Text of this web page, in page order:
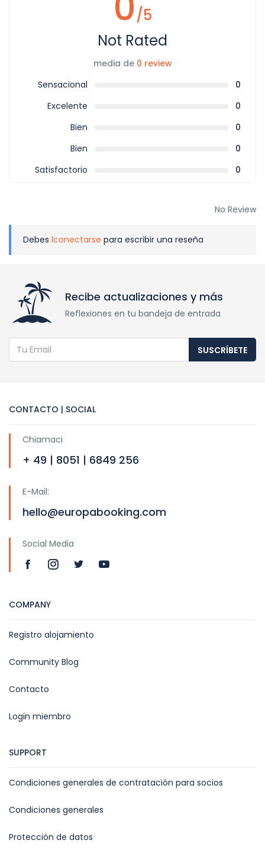
/5
Not Rated
media de 0 review
Sensacional
0
Excelente
0
Bien
0
Bien
0
Satisfactorio
0
No Review
Debes lconectarse para escribir una reseña
Recibe actualizaciones y más
Reflexiones en tu bandeja de entrada
SUSCRÍBETE
CONTACTO | SOCIAL
Chiamaci
+ 49 | 8051 | 6849 256
E-Mail:
hello@europabooking.com
Social Media
COMPANY
Registro alojamiento
Community Blog
Contacto
Login miembro
SUPPORT
Condiciones generales de contratación para socios
Condiciones generales
Protección de datos